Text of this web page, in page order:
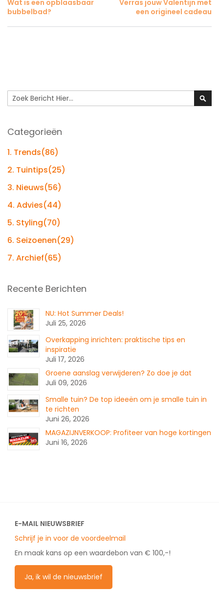
Wat is een opblaasbaar
bubbelbad?
Verras jouw Valentijn met
een origineel cadeau
Search
Categorieën
1. Trends(86)
2. Tuintips(25)
3. Nieuws(56)
4. Advies(44)
5. Styling(70)
6. Seizoenen(29)
7. Archief(65)
Recente Berichten
NU: Hot Summer Deals!
Juli 25, 2026
Overkapping inrichten: praktische tips en
inspiratie
Juli 17, 2026
Groene aanslag verwijderen? Zo doe je dat
Juli 09, 2026
Smalle tuin? De top ideeën om je smalle tuin in
te richten
Juni 26, 2026
MAGAZIJNVERKOOP: Profiteer van hoge kortingen
Juni 16, 2026
E-MAIL NIEUWSBRIEF
Schrijf je in voor de voordeelmail
En maak kans op een waardebon van € 100,-!
Ja, ik wil de nieuwsbrief